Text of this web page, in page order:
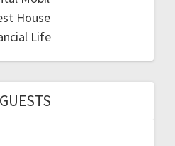
House
Life
GUESTS